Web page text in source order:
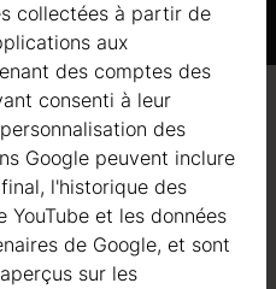
/ conseil
collectées à partir de
aux
des comptes des
consenti à leur
des
Google peuvent inclure
l'historique des
YouTube et les données
de Google, et sont
sur les